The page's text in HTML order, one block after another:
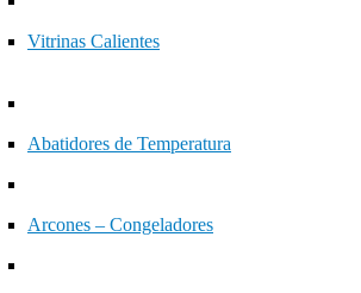
Vitrinas Calientes
Abatidores de Temperatura
Arcones – Congeladores